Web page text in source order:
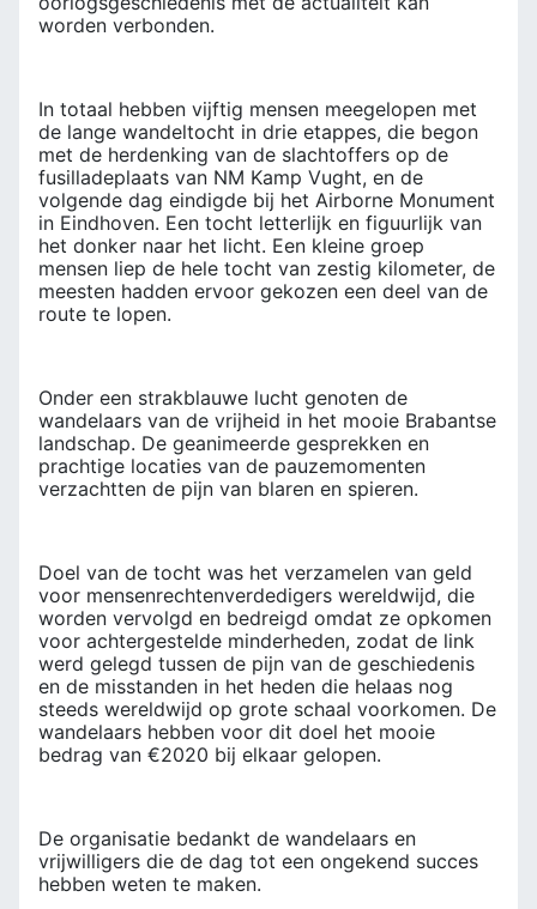
worden verbonden.
In totaal hebben vijftig mensen meegelopen met
de lange wandeltocht in drie etappes, die begon
met de herdenking van de slachtoffers op de
fusilladeplaats van NM Kamp Vught, en de
volgende dag eindigde bij het Airborne Monument
in Eindhoven. Een tocht letterlijk en figuurlijk van
het donker naar het licht. Een kleine groep
mensen liep de hele tocht van zestig kilometer, de
meesten hadden ervoor gekozen een deel van de
route te lopen.
Onder een strakblauwe lucht genoten de
wandelaars van de vrijheid in het mooie Brabantse
landschap. De geanimeerde gesprekken en
prachtige locaties van de pauzemomenten
verzachtten de pijn van blaren en spieren.
Doel van de tocht was het verzamelen van geld
voor mensenrechtenverdedigers wereldwijd, die
worden vervolgd en bedreigd omdat ze opkomen
voor achtergestelde minderheden, zodat de link
werd gelegd tussen de pijn van de geschiedenis
en de misstanden in het heden die helaas nog
steeds wereldwijd op grote schaal voorkomen. De
wandelaars hebben voor dit doel het mooie
bedrag van €2020 bij elkaar gelopen.
De organisatie bedankt de wandelaars en
vrijwilligers die de dag tot een ongekend succes
hebben weten te maken.